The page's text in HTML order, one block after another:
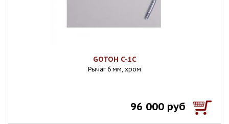
GOTOH C-1C
Рычаг 6 мм, хром
96 000 руб